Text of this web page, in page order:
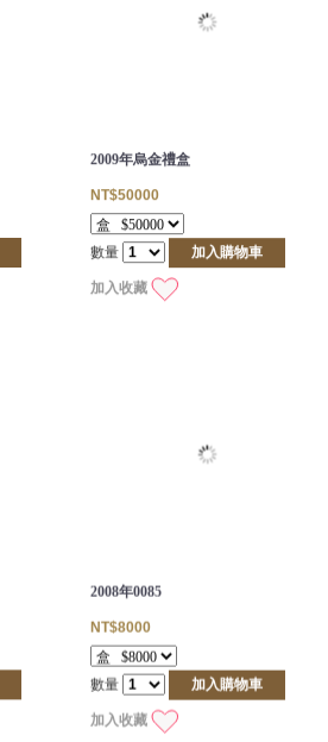
2009年烏金禮盒
NT$50000
數量 加入購物車
加入收藏
2008年0085
NT$8000
數量 加入購物車
加入收藏